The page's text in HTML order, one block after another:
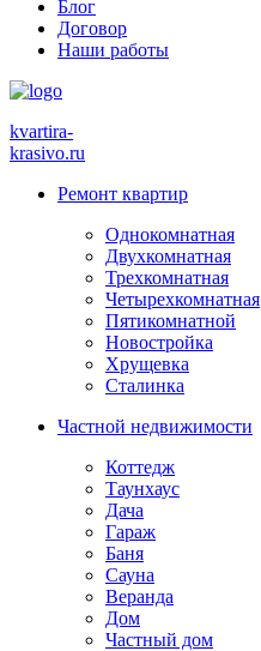
Блог
Договор
Наши работы
kvartira-
krasivo.ru
Ремонт квартир
Однокомнатная
Двухкомнатная
Трехкомнатная
Четырехкомнатная
Пятикомнатной
Новостройка
Хрущевка
Сталинка
Частной недвижимости
Коттедж
Таунхаус
Дача
Гараж
Баня
Сауна
Веранда
Дом
Частный дом